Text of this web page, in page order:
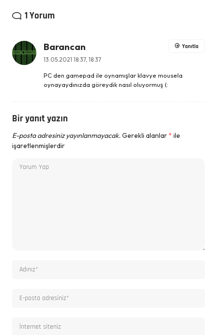
1 Yorum
Barancan
13.05.2021 18:37, 18:37
PC den gamepad ile oynamışlar klavye mousela
oynayaydınızda göreydik nasıl oluyormuş (:
Yanıtla
Bir yanıt yazın
E-posta adresiniz yayınlanmayacak. Gerekli alanlar* ile
işaretlenmişlerdir